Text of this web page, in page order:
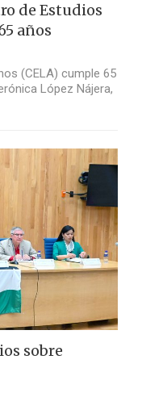
de Estudios
años
(CELA) cumple 65
López Nájera,
sobre